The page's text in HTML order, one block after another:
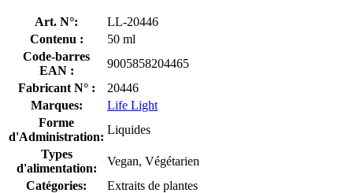
Art. N°:
LL-20446
Contenu :
50 ml
Code-barres
EAN :
9005858204465
Fabricant N° :
20446
Marques:
Life Light
Forme
d'Administration:
Liquides
Types
d'alimentation:
Vegan, Végétarien
Catégories:
Extraits de plantes